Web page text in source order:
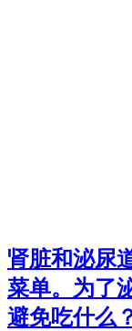
肾脏和泌尿
菜单。为了
避免吃什么